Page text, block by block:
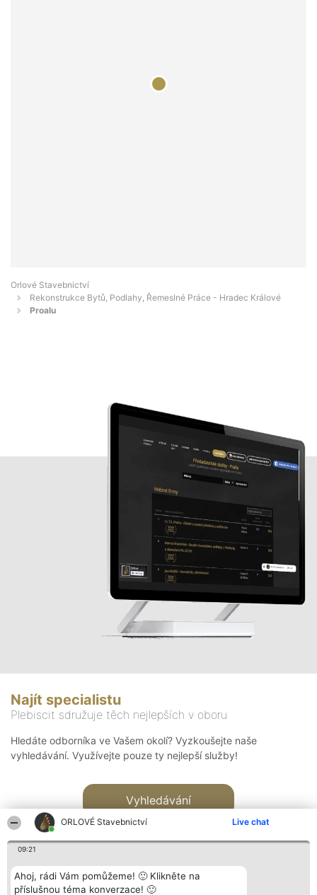
ORLOVÉ Stavebnictví Live chat
09:21
Ahoj, rádi Vám pomůžeme! 🙂 Klikněte na
příslušnou téma konverzace! 🙂
Orlové Stavebnictví
Rekonstrukce Bytů, Podlahy, Řemeslné Práce - Hradec Králové
Proalu
Najít specialistu
Plebiscit sdružuje těch nejlepších v oboru
Hledáte odborníka ve Vašem okolí? Vyzkoušejte naše
vyhledávání. Využívejte pouze ty nejlepší služby!
Vyhledávání